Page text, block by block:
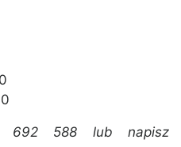
692 588 lub napisz